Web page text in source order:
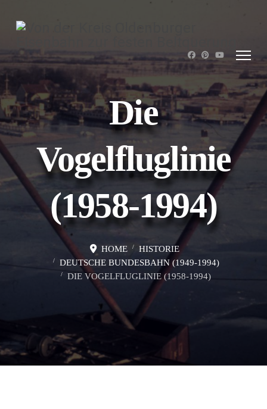
Die
Vogelfluglinie
(1958-1994)
HOME
HISTORIE
DEUTSCHE BUNDESBAHN (1949-1994)
DIE VOGELFLUGLINIE (1958-1994)